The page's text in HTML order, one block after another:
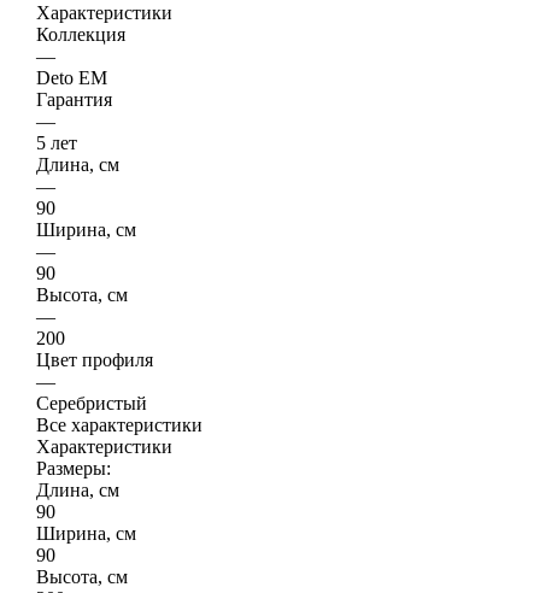
Характеристики
Коллекция
—
Deto ЕМ
Гарантия
—
5 лет
Длина, см
—
90
Ширина, см
—
90
Высота, см
—
200
Цвет профиля
—
Серебристый
Все характеристики
Характеристики
Размеры:
Длина, см
90
Ширина, см
90
Высота, см